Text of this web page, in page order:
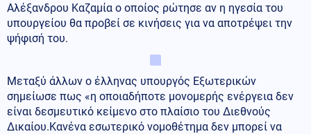
Αλέξανδρου Καζαμία ο οποίος ρώτησε αν η ηγεσία του
υπουργείου θα προβεί σε κινήσεις για να αποτρέψει την
ψήφισή του.
Μεταξύ άλλων ο έλληνας υπουργός Εξωτερικών
σημείωσε πως «η οποιαδήποτε μονομερής ενέργεια δεν
είναι δεσμευτικό κείμενο στο πλαίσιο του Διεθνούς
Δικαίου.Κανένα εσωτερικό νομοθέτημα δεν μπορεί να